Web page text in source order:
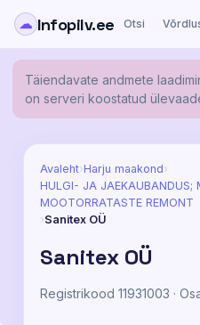
☁ Infopilv.ee Otsi
Täiendavate andmete
on serveri koostatud
Avaleht›Harju maakond›
HULGI- JA JAEKAUBANDUS;
MOOTORRATASTE REMONT
›Sanitex OÜ
Sanitex OÜ
Registrikood 11931003 ·